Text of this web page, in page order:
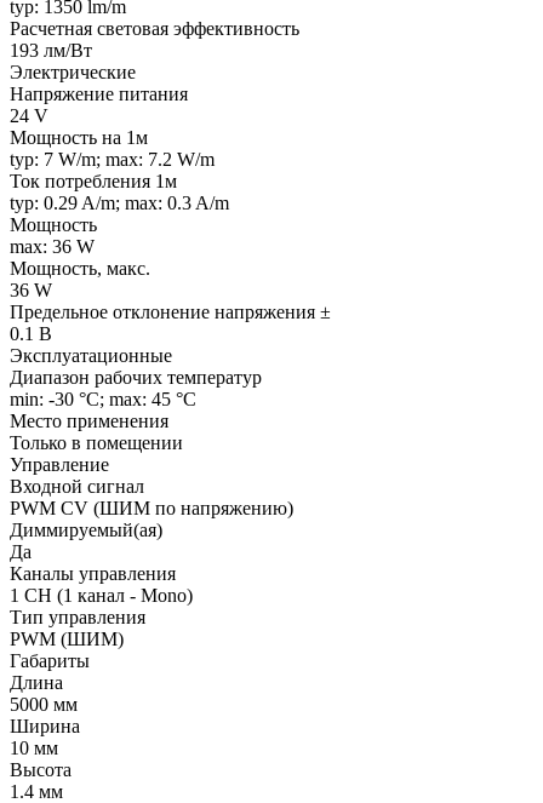
typ: 1350 lm/m
Расчетная световая эффективность
193 лм/Вт
Электрические
Напряжение питания
24 V
Мощность на 1м
typ: 7 W/m; max: 7.2 W/m
Ток потребления 1м
typ: 0.29 A/m; max: 0.3 A/m
Мощность
max: 36 W
Мощность, макс.
36 W
Предельное отклонение напряжения ±
0.1 В
Эксплуатационные
Диапазон рабочих температур
min: -30 °C; max: 45 °C
Место применения
Только в помещении
Управление
Входной сигнал
PWM СV (ШИМ по напряжению)
Диммируемый(ая)
Да
Каналы управления
1 CH (1 канал - Mono)
Тип управления
PWM (ШИМ)
Габариты
Длина
5000 мм
Ширина
10 мм
Высота
1.4 мм